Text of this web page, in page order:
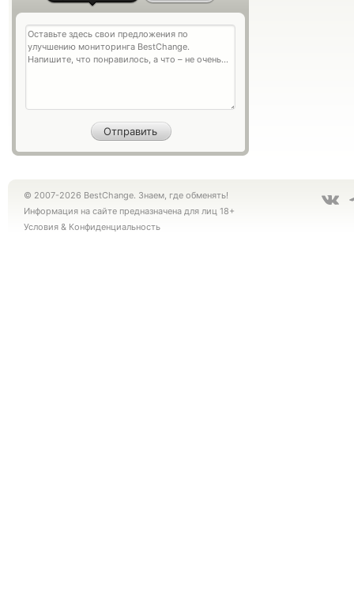
© 2007-2026 BestChange. Знаем, где обменять!
Информация на сайте предназначена для лиц 18+
Условия & Конфиденциальность